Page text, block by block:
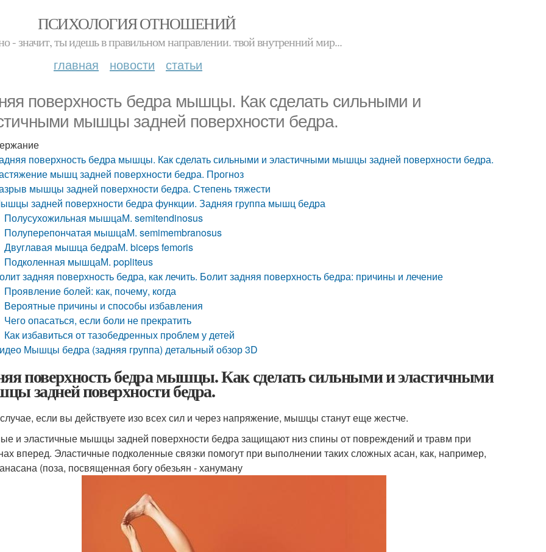
ПСИХОЛОГИЯ ОТНОШЕНИЙ
- значит, ты идешь в правильном направлении. твой внутренний мир...
главная новости статьи
поверхность бедра мышцы. Как сделать сильными и
мышцы задней поверхности бедра.
поверхность бедра мышцы. Как сделать сильными и эластичными мышцы задней поверхности бедра.
мышц задней поверхности бедра. Прогноз
мышцы задней поверхности бедра. Степень тяжести
задней поверхности бедра функции. Задняя группа мышц бедра
Полусухожильная мышцаМ. semitendinosus
Полуперепончатая мышцаМ. semimembranosus
Двуглавая мышца бедраМ. biceps femoris
Подколенная мышцаМ. popliteus
задняя поверхность бедра, как лечить. Болит задняя поверхность бедра: причины и лечение
Проявление болей: как, почему, когда
Вероятные причины и способы избавления
Чего опасаться, если боли не прекратить
Как избавиться от тазобедренных проблем у детей
Мышцы бедра (задняя группа) детальный обзор 3D
поверхность бедра мышцы. Как сделать сильными и эластичными
задней поверхности бедра.
если вы действуете изо всех сил и через напряжение, мышцы станут еще жестче.
и эластичные мышцы задней поверхности бедра защищают низ спины от повреждений и травм при
вперед. Эластичные подколенные связки помогут при выполнении таких сложных асан, как, например,
(поза, посвященная богу обезьян - хануману